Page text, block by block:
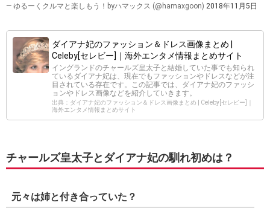
— ゆるーくクルマと楽しもう！byハマックス (@hamaxgoon) 2018年11月5日
ダイアナ妃のファッション＆ドレス画像まとめ |
Celeby[セレビー]｜海外エンタメ情報まとめサイト
イングランドのチャールズ皇太子と結婚していた事でも知られ
ているダイアナ妃は、現在でもファッションやドレスなどが注
目されている存在です。この記事では、ダイアナ妃のファッシ
ョンやドレス画像などを紹介していきます。
出典：ダイアナ妃のファッション＆ドレス画像まとめ | Celeby[セレビー]｜
海外エンタメ情報まとめサイト
チャールズ皇太子とダイアナ妃の馴れ初めは？
元々は姉と付き合っていた？